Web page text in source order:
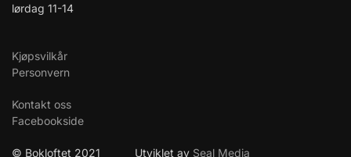
lørdag 11-14
Kjøpsvilkår
Personvern
Kontakt oss
Facebookside
© Bokloftet 2021 Utviklet av Seal Media